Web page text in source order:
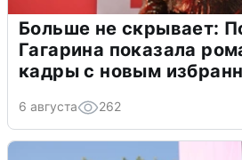
Больше не скрывает:
Гагарина показала
кадры с новым
6 августа 262